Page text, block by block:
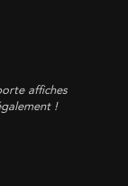
affiches
!